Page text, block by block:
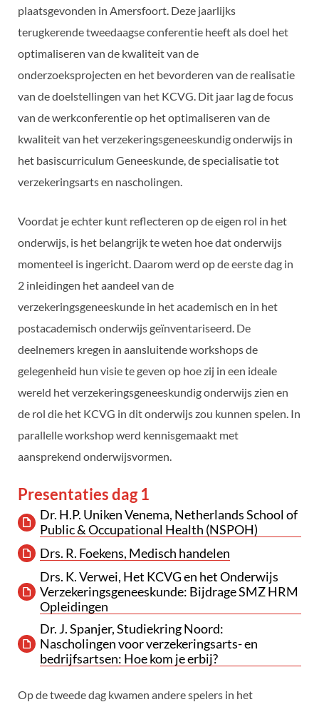
plaatsgevonden in Amersfoort. Deze jaarlijks
terugkerende tweedaagse conferentie heeft als doel het
optimaliseren van de kwaliteit van de
onderzoeksprojecten en het bevorderen van de realisatie
van de doelstellingen van het KCVG. Dit jaar lag de focus
van de werkconferentie op het optimaliseren van de
kwaliteit van het verzekeringsgeneeskundig onderwijs in
het basiscurriculum Geneeskunde, de specialisatie tot
verzekeringsarts en nascholingen.
Voordat je echter kunt reflecteren op de eigen rol in het
onderwijs, is het belangrijk te weten hoe dat onderwijs
momenteel is ingericht. Daarom werd op de eerste dag in
2 inleidingen het aandeel van de
verzekeringsgeneeskunde in het academisch en in het
postacademisch onderwijs geïnventariseerd. De
deelnemers kregen in aansluitende workshops de
gelegenheid hun visie te geven op hoe zij in een ideale
wereld het verzekeringsgeneeskundig onderwijs zien en
de rol die het KCVG in dit onderwijs zou kunnen spelen. In
parallelle workshop werd kennisgemaakt met
aansprekend onderwijsvormen.
Presentaties dag 1
Dr. H.P. Uniken Venema, Netherlands School of
Public & Occupational Health (NSPOH)
Drs. R. Foekens, Medisch handelen
Drs. K. Verwei, Het KCVG en het Onderwijs
Verzekeringsgeneeskunde: Bijdrage SMZ HRM
Opleidingen
Dr. J. Spanjer, Studiekring Noord:
Nascholingen voor verzekeringsarts- en
bedrijfsartsen: Hoe kom je erbij?
Op de tweede dag kwamen andere spelers in het